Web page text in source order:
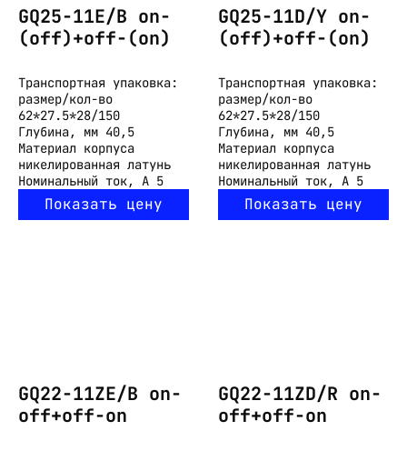
GQ25-11E/B on-
(off)+off-(on)
Транспортная упаковка:
размер/кол-во
62*27.5*28/150
Глубина, мм 40,5
Материал корпуса
никелированная латунь
Номинальный ток, А 5
Показать цену
GQ25-11D/Y on-
(off)+off-(on)
Транспортная упаковка:
размер/кол-во
62*27.5*28/150
Глубина, мм 40,5
Материал корпуса
никелированная латунь
Номинальный ток, А 5
Показать цену
GQ22-11ZE/B on-
off+off-on
GQ22-11ZD/R on-
off+off-on